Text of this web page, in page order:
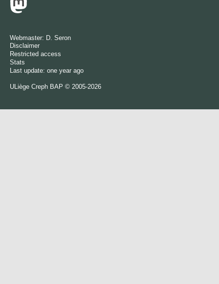
Webmaster: D. Seron
Disclaimer
Restricted access
Stats
Last update: one year ago
ULiège Creph BAP © 2005-2026